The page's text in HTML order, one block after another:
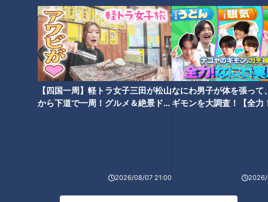
【四国一周】軽トラ女子三田が松山
から下道で一周！グルメ＆絶景ドラ
2026/08/07 21:00
なにわ男子が体を張って
ギモンを大調査！【全力
2026/
「すごい痩せましたね！」…世
界一楽なスクワット！？ダイエ
ットのスペシャリストに学ぶ
「無理なくやせる方法」
のメニュー！？山本屋本店「味
噌煮込うどん」意外と知らない
驚きのサービス